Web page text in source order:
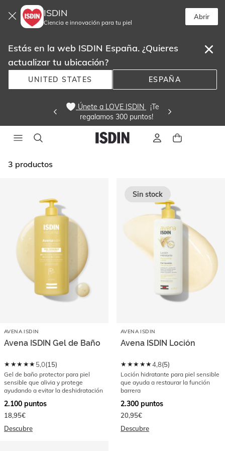
ISDIN
Ciencia e innovación para tu piel
Abrir
Estás en la web ISDIN España. ¿Quieres
actualizar tu ubicación?
UNITED STATES ESPAÑA
Únete a LOVE ISDIN
¡Te
regalamos 300 puntos!
3 productos
AVENA ISDIN
Avena ISDIN Gel de Baño
★★★★★5,0(15)
Gel de baño protector para piel
sensible que alivia y protege
ayudando a evitar la deshidratación
2.100 puntos
18,95€
Descubre
Sin stock
AVENA ISDIN
Avena ISDIN Loción
★★★★★4,8(5)
Loción hidratante para piel sensible
que ayuda a restaurar la función
barrera
2.300 puntos
20,95€
Descubre